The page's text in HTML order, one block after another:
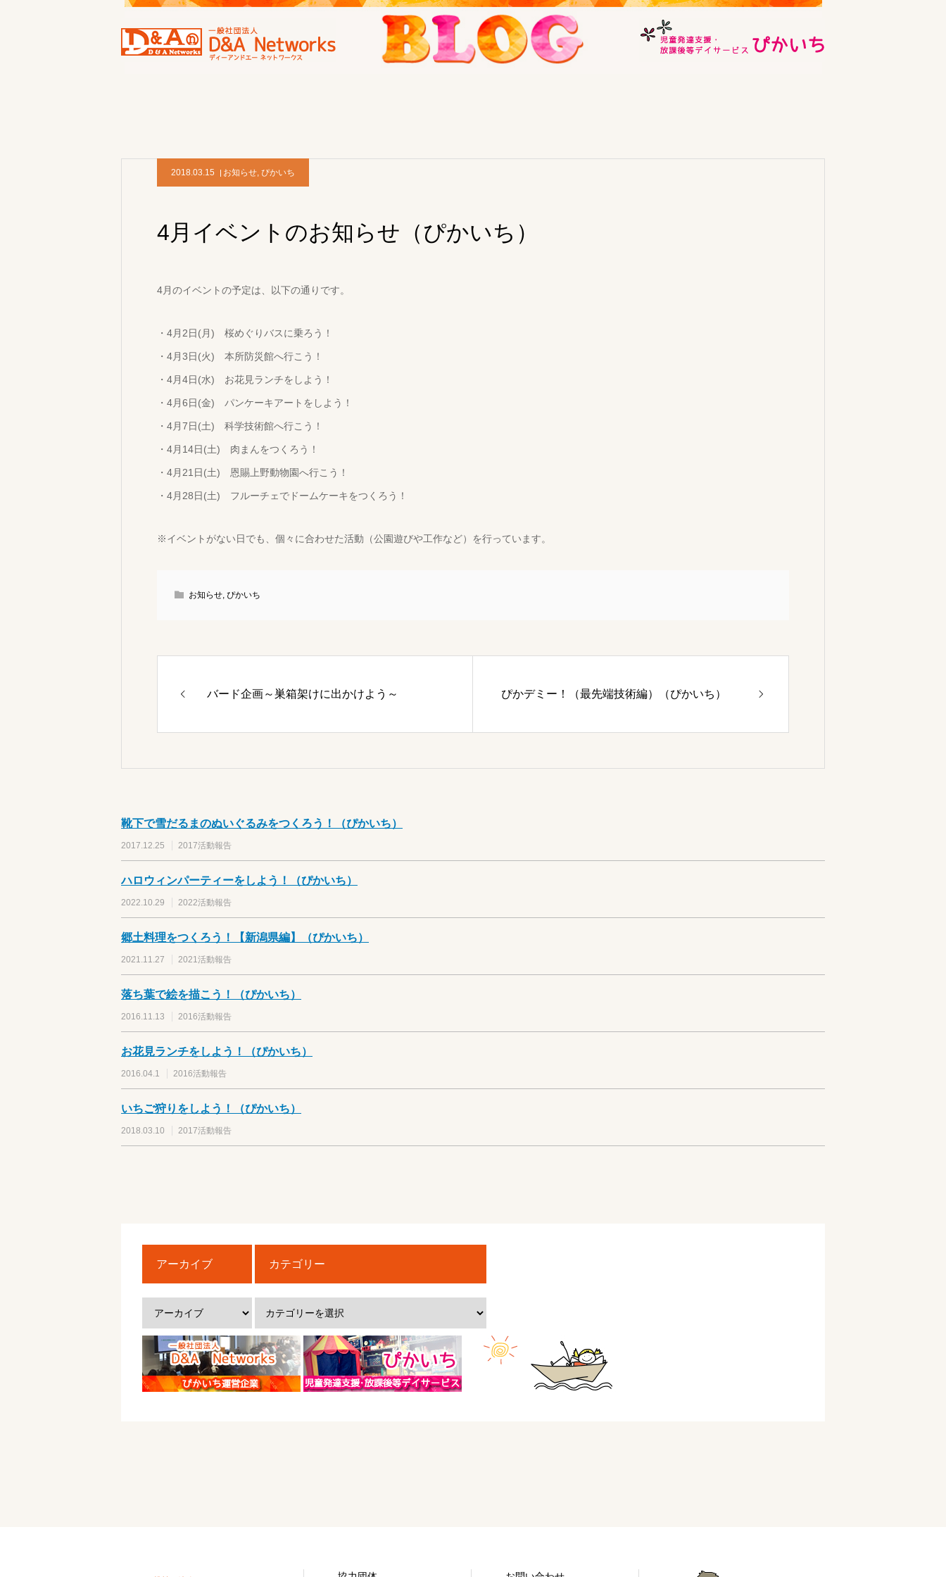
2018.03.15 お知らせ, ぴかいち
4月イベントのお知らせ（ぴかいち）
4月のイベントの予定は、以下の通りです。
・4月2日(月) 桜めぐりバスに乗ろう！
・4月3日(火) 本所防災館へ行こう！
・4月4日(水) お花見ランチをしよう！
・4月6日(金) パンケーキアートをしよう！
・4月7日(土) 科学技術館へ行こう！
・4月14日(土) 肉まんをつくろう！
・4月21日(土) 恩賜上野動物園へ行こう！
・4月28日(土) フルーチェでドームケーキをつくろう！
※イベントがない日でも、個々に合わせた活動（公園遊びや工作など）を行っています。
お知らせ, ぴかいち
バード企画～巣箱架けに出かけよう～ ぴかデミー！（最先端技術編）（ぴかいち）
靴下で雪だるまのぬいぐるみをつくろう！（ぴかいち）
2017.12.25 2017活動報告
ハロウィンパーティーをしよう！（ぴかいち）
2022.10.29 2022活動報告
郷土料理をつくろう！【新潟県編】（ぴかいち）
2021.11.27 2021活動報告
落ち葉で絵を描こう！（ぴかいち）
2016.11.13 2016活動報告
お花見ランチをしよう！（ぴかいち）
2016.04.1 2016活動報告
いちご狩りをしよう！（ぴかいち）
2018.03.10 2017活動報告
アーカイブ カテゴリー